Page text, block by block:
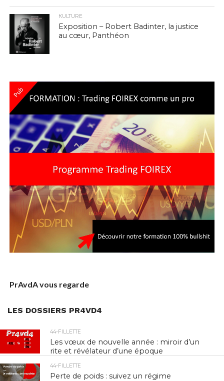
КULTURE
Exposition – Robert Badinter, la justice
au cœur, Panthéon
PrAvdA vous regarde
LES DOSSIERS PR4VD4
44-FILLETTE
Les vœux de nouvelle année : miroir d’un
rite et révélateur d’une époque
44-FILLETTE
Perte de poids : suivez un régime